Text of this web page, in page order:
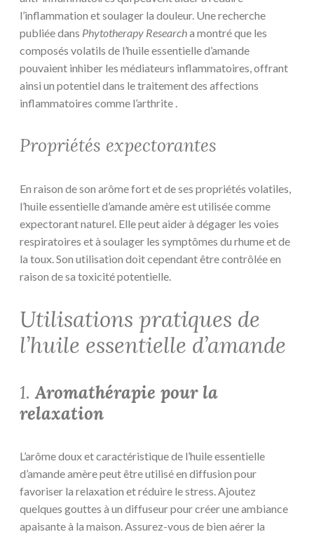
l’inflammation et soulager la douleur. Une recherche
publiée dans Phytotherapy Researcha montré que les
composés volatils de l’huile essentielle d’amande
pouvaient inhiber les médiateurs inflammatoires, offrant
ainsi un potentiel dans le traitement des affections
inflammatoires comme l’arthrite .
Propriétés expectorantes
En raison de son arôme fort et de ses propriétés volatiles,
l’huile essentielle d’amande amère est utilisée comme
expectorant naturel. Elle peut aider à dégager les voies
respiratoires et à soulager les symptômes du rhume et de
la toux. Son utilisation doit cependant être contrôlée en
raison de sa toxicité potentielle.
Utilisations pratiques de
l’huile essentielle d’amande
1.Aromathérapie pour la
relaxation
L’arôme doux et caractéristique de l’huile essentielle
d’amande amère peut être utilisé en diffusion pour
favoriser la relaxation et réduire le stress. Ajoutez
quelques gouttes à un diffuseur pour créer une ambiance
apaisante à la maison. Assurez-vous de bien aérer la